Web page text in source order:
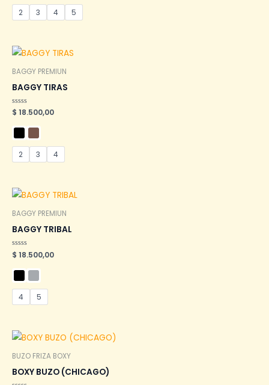
2 3 4 5
BAGGY PREMIUN
BAGGY TIRAS
Valorado
en
0
de
5
$ 18.500,00
2 3 4
BAGGY PREMIUN
BAGGY TRIBAL
Valorado
en
0
de
5
$ 18.500,00
4 5
BUZO FRIZA BOXY
BOXY BUZO (CHICAGO)